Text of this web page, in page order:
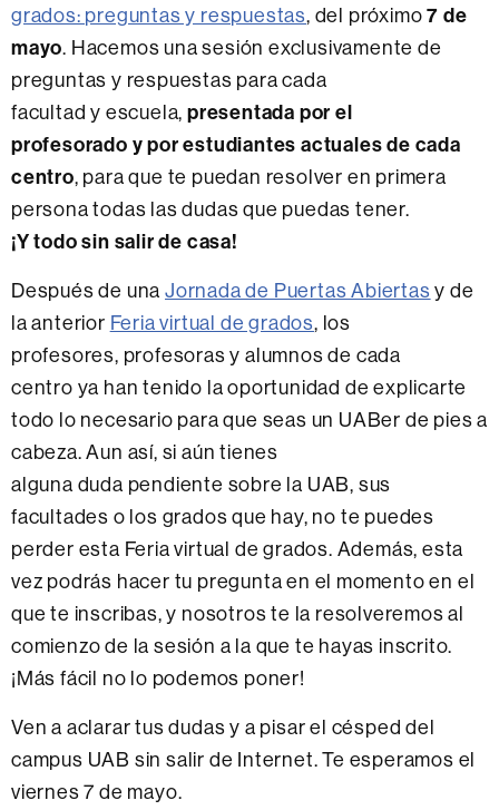
grados: preguntas y respuestas, del próximo7 de
mayo. Hacemos una sesión exclusivamente de
preguntas y respuestas para cada
facultad y escuela,presentada por el
profesorado y por estudiantes actuales de cada
centro, para que te puedan resolver en primera
persona todas las dudas que puedas tener.
¡Y todo sin salir de casa!
Después de unaJornada de Puertas Abiertas y de
la anterior Feria virtual de grados, los
profesores, profesoras y alumnos de cada
centro ya han tenido la oportunidad de explicarte
todo lo necesario para que seas un UABer de pies a
cabeza. Aun así, si aún tienes
alguna duda pendiente sobre la UAB, sus
facultades o los grados que hay, no te puedes
perder esta Feria virtual de grados. Además, esta
vez podrás hacer tu pregunta en el momento en el
que te inscribas, y nosotros te la resolveremos al
comienzo de la sesión a la que te hayas inscrito.
¡Más fácil no lo podemos poner!
Ven a aclarar tus dudas y a pisar el césped del
campus UAB sin salir de Internet. Te esperamos el
viernes 7 de mayo.